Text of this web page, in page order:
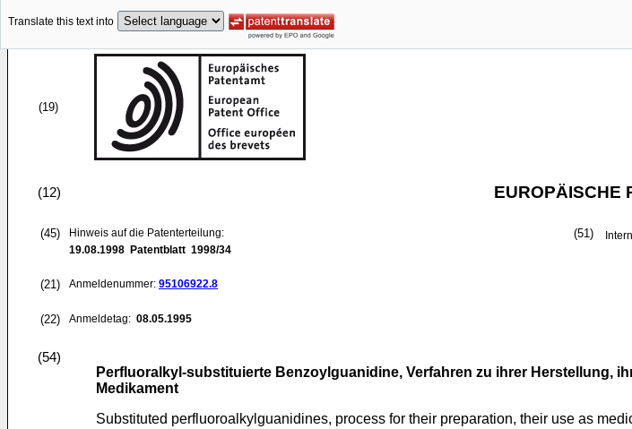
Translate this text into
(19)
(12) EUROPÄISCHE
(45)
Hinweis auf die Patenterteilung:
19.08.1998 Patentblatt 1998/34
(21) Anmeldenummer: 95106922.8
(22) Anmeldetag: 08.05.1995
(51)
(54)
Perfluoralkyl-substituierte Benzoylguanidine, Verfahren zu ihrer Herstellung,
Medikament
Substituted perfluoroalkylguanidines, process for their preparation, their use as